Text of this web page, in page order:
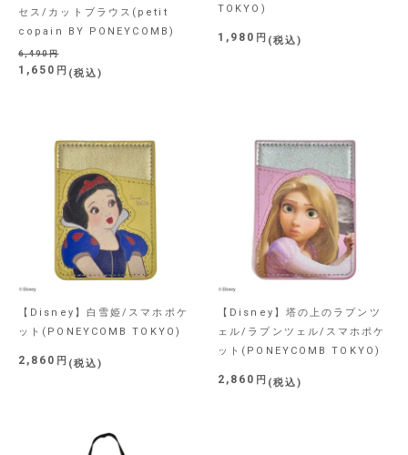
セス/カットブラウス(petit
copain BY PONEYCOMB)
6,490
1,650 税込
TOKYO)
1,980 税込
【Disney】白雪姫/スマホポケ
ット(PONEYCOMB TOKYO)
2,860 税込
【Disney】塔の上のラプンツ
ェル/ラプンツェル/スマホポケ
ット(PONEYCOMB TOKYO)
2,860 税込